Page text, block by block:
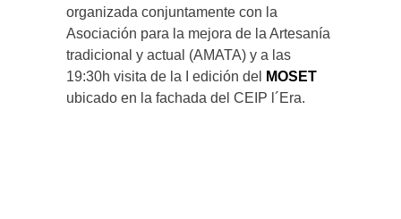
organizada conjuntamente con la
Asociación para la mejora de la Artesanía
tradicional y actual (AMATA) y a las
19:30h visita de la I edición del
MOSET
ubicado en la fachada del CEIP l´Era.